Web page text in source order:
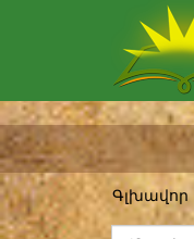
Գլխավոր